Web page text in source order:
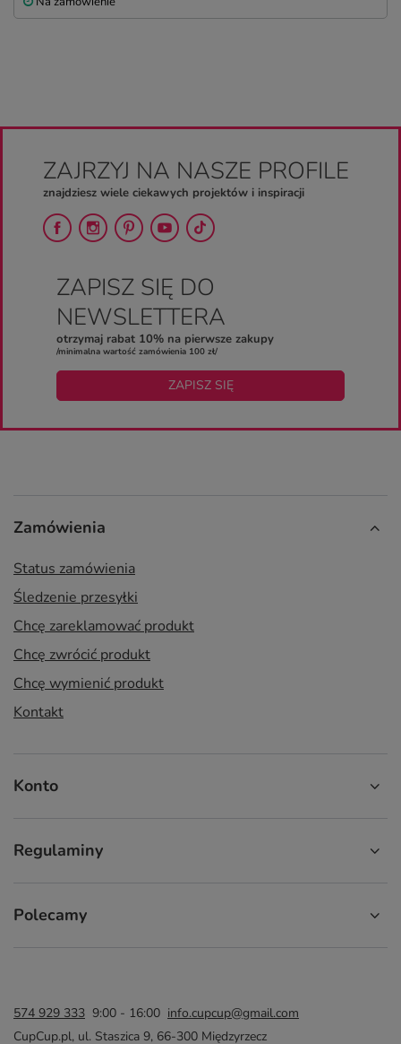
ZAJRZYJ NA NASZE PROFILE
znajdziesz wiele ciekawych projektów i inspiracji
ZAPISZ SIĘ DO
NEWSLETTERA
otrzymaj rabat 10% na pierwsze zakupy
/minimalna wartość zamówienia 100 zł/
ZAPISZ SIĘ
Zamówienia
Status zamówienia
Śledzenie przesyłki
Chcę zareklamować produkt
Chcę zwrócić produkt
Chcę wymienić produkt
Kontakt
Konto
Regulaminy
Polecamy
574 929 333 9:00 - 16:00 info.cupcup@gmail.com
CupCup.pl, ul. Staszica 9, 66-300 Międzyrzecz